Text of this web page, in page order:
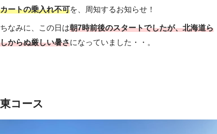
カートの乗入れ不可を、周知するお知らせ！
ちなみに、この日は朝7時前後のスタートでしたが、北海道ら
しからぬ厳しい暑さになっていました・・。
東コース